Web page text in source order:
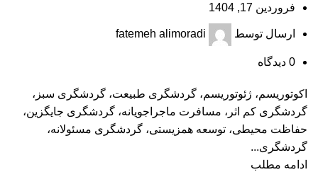
فروردین 17, 1404
ارسال توسط fatemeh alimoradi
0 دیدگاه
اکوتوریسم، ژئوتوریسم، گردشگری طبیعت، گردشگری سبز،
گردشگری کم اثر، مسافرت ماجراجویانه، گردشگری جایگزین،
حفاظت محیطی، توسعه همزیستی، گردشگری مسئولانه،
گردشگری...
ادامه مطلب